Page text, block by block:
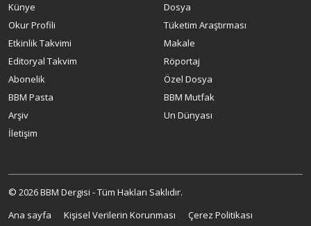
Künye
Okur Profili
Etkinlik Takvimi
Editoryal Takvim
Abonelik
BBM Pasta
Arşiv
İletişim
Dosya
Tüketim Araştırması
Makale
Röportaj
Özel Dosya
BBM Mutfak
Un Dünyası
© 2026 BBM Dergisi - Tüm Hakları Saklıdır.
Ana sayfa
Kişisel Verilerin Korunması Çerez Politikası